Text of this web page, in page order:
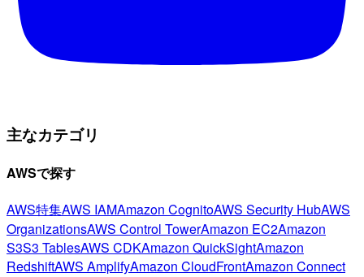
主なカテゴリ
AWSで探す
AWS特集AWS IAMAmazon CognitoAWS Security HubAWS
OrganizationsAWS Control TowerAmazon EC2Amazon
S3S3 TablesAWS CDKAmazon QuickSightAmazon
RedshiftAWS AmplifyAmazon CloudFrontAmazon Connect